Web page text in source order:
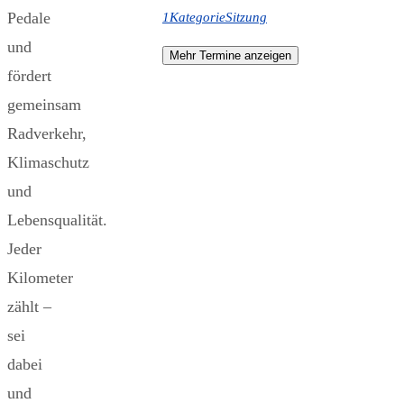
Pedale
und
fördert
gemeinsam
Radverkehr,
Klimaschutz
und
Lebensqualität.
Jeder
Kilometer
zählt –
sei
dabei
und
1KategorieSitzung
Mehr Termine anzeigen